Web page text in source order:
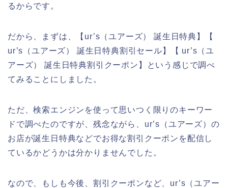
るからです。
だから、まずは、【ur’s（ユアーズ） 誕生日特典】【
ur’s（ユアーズ） 誕生日特典割引セール】【 ur’s（ユ
アーズ） 誕生日特典割引クーポン】という感じで調べ
てみることにしました。
ただ、検索エンジンを使って思いつく限りのキーワー
ドで調べたのですが、残念ながら、ur’s（ユアーズ）の
お店が誕生日特典などでお得な割引クーポンを配信し
ているかどうかは分かりませんでした。
なので、もしも今後、割引クーポンなど、ur’s（ユアー